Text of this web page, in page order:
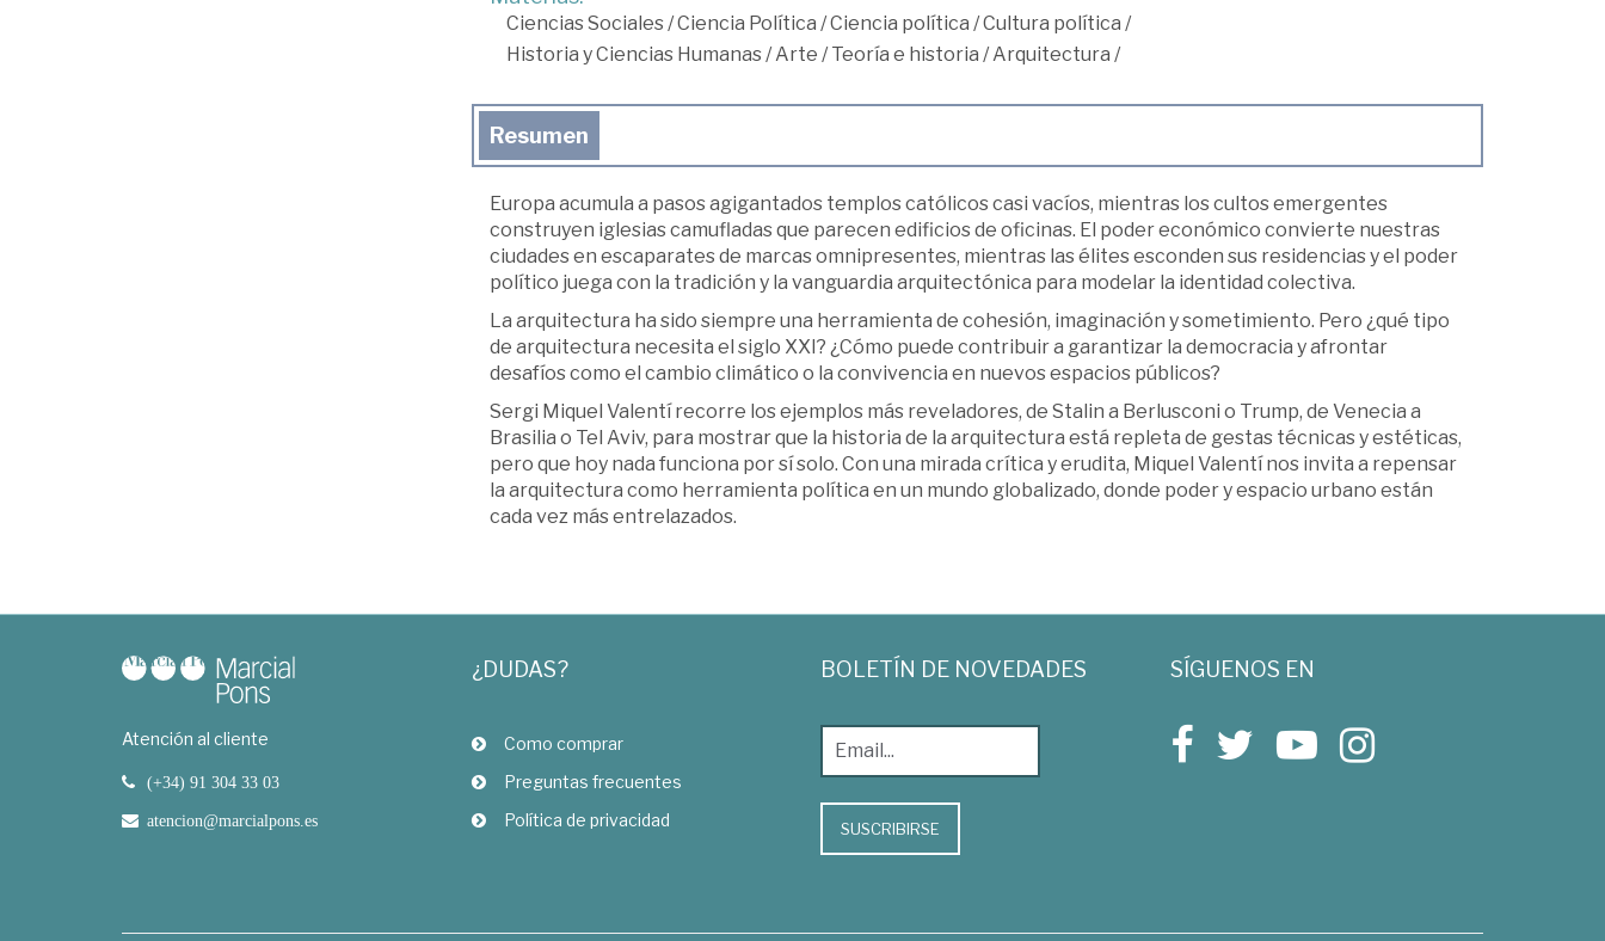
Ciencias Sociales/Ciencia Política /Ciencia política /Cultura política /
Historia y Ciencias Humanas/Arte /Teoría e historia /Arquitectura /
Resumen
Europa acumula a pasos agigantados templos católicos casi vacíos, mientras los cultos emergentes
construyen iglesias camufladas que parecen edificios de oficinas. El poder económico convierte nuestras
ciudades en escaparates de marcas omnipresentes, mientras las élites esconden sus residencias y el poder
político juega con la tradición y la vanguardia arquitectónica para modelar la identidad colectiva.
La arquitectura ha sido siempre una herramienta de cohesión, imaginación y sometimiento. Pero ¿qué tipo
de arquitectura necesita el siglo XXI? ¿Cómo puede contribuir a garantizar la democracia y afrontar
desafíos como el cambio climático o la convivencia en nuevos espacios públicos?
Sergi Miquel Valentí recorre los ejemplos más reveladores, de Stalin a Berlusconi o Trump, de Venecia a
Brasilia o Tel Aviv, para mostrar que la historia de la arquitectura está repleta de gestas técnicas y estéticas,
pero que hoy nada funciona por sí solo. Con una mirada crítica y erudita, Miquel Valentí nos invita a repensar
la arquitectura como herramienta política en un mundo globalizado, donde poder y espacio urbano están
cada vez más entrelazados.
Atención al cliente
(+34) 91 304 33 03
atencion@marcialpons.es
¿DUDAS?
Como comprar
Preguntas frecuentes
Política de privacidad
BOLETÍN DE NOVEDADES
SUSCRIBIRSE
SÍGUENOS EN